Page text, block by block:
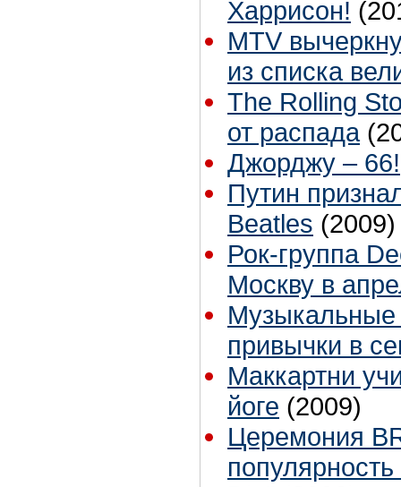
Харрисон!
MTV
из списка
The Rolling
от распада
Джорджу – 66!
Путин
Beatles (2009)
Рок-группа
Москву в
Музыкальные
привычки в
Маккартни
йоге (2009)
Церемония